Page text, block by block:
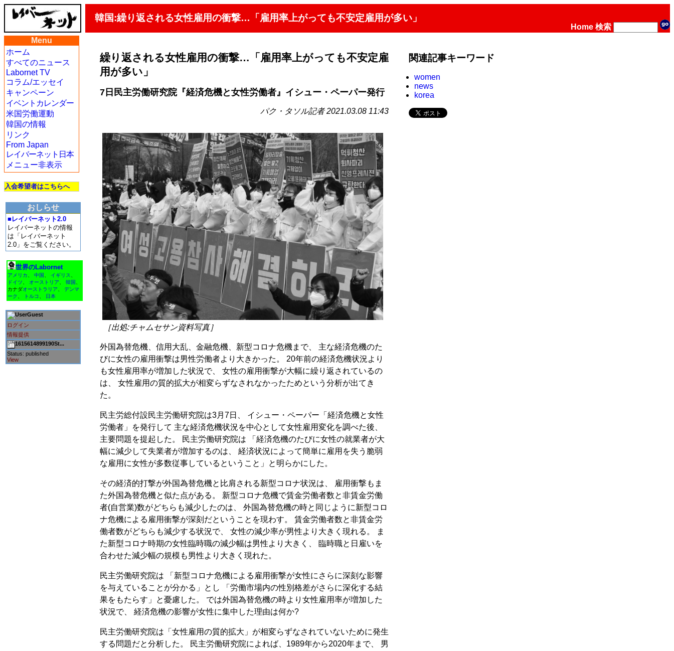
韓国:繰り返される女性雇用の衝撃…「雇用率上がっても不安定雇用が多い」
Home 検索
Menu
ホーム
すべてのニュース
Labornet TV
コラム/エッセイ
キャンペーン
イベントカレンダー
米国労働運動
韓国の情報
リンク
From Japan
レイバーネット日本
メニュー非表示
入会希望者はこちらへ
おしらせ
■レイバーネット2.0
レイバーネットの情報
は「レイバーネット
2.0」をご覧ください。
世界のLabornet
アメリカ 中国 イギリス
ドイツ
オーストリア 韓国
カナダオーストラリア
デンマ
ーク
トルコ 日本
Guest
ログイン
情報提供
1615614899190St...
Status: published
View
繰り返される女性雇用の衝撃…「雇用率上がっても不安定雇
用が多い」
7日民主労働研究院『経済危機と女性労働者』イシュー・ペーパー発行
パク・タソル記者 2021.03.08 11:43
［出処:チャムセサン資料写真］
外国為替危機、信用大乱、金融危機、新型コロナ危機まで、 主な経済危機のた
びに女性の雇用衝撃は男性労働者より大きかった。 20年前の経済危機状況より
も女性雇用率が増加した状況で、 女性の雇用衝撃が大幅に繰り返されているの
は、 女性雇用の質的拡大が相変らずなされなかったためという分析が出てき
た。
民主労総付設民主労働研究院は3月7日、 イシュー・ペーパー「経済危機と女性
労働者」を発行して 主な経済危機状況を中心として女性雇用変化を調べた後、
主要問題を提起した。 民主労働研究院は 「経済危機のたびに女性の就業者が大
幅に減少して失業者が増加するのは、 経済状況によって簡単に雇用を失う脆弱
な雇用に女性が多数従事しているということ」と明らかにした。
その経済的打撃が外国為替危機と比肩される新型コロナ状況は、 雇用衝撃もま
た外国為替危機と似た点がある。 新型コロナ危機で賃金労働者数と非賃金労働
者(自営業)数がどちらも減少したのは、 外国為替危機の時と同じように新型コロ
ナ危機による雇用衝撃が深刻だということを現わす。 賃金労働者数と非賃金労
働者数がどちらも減少する状況で、 女性の減少率が男性より大きく現れる。 ま
た新型コロナ時期の女性臨時職の減少幅は男性より大きく、 臨時職と日雇いを
合わせた減少幅の規模も男性より大きく現れた。
民主労働研究院は 「新型コロナ危機による雇用衝撃が女性にさらに深刻な影響
を与えていることが分かる」とし 「労働市場内の性別格差がさらに深化する結
果をもたらす」と憂慮した。 では外国為替危機の時より女性雇用率が増加した
状況で、 経済危機の影響が女性に集中した理由は何か?
民主労働研究院は「女性雇用の質的拡大」が相変らずなされていないために発生
する問題だと分析した。 民主労働研究院によれば、1989年から2020年まで、 男
関連記事キーワード
women
news
korea